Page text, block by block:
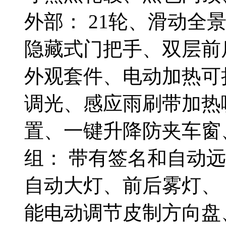
外部： 21轮、滑动全
隐藏式门把手、双层
外观套件、电动加热
调光、感应雨刷带加
置、一键升降防夹车
组： 带有签名和自动
自动大灯、前后雾灯
能电动调节皮制方向